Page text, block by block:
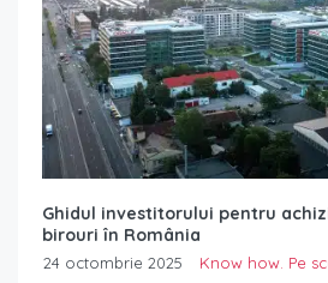
Ghidul investitorului pentru
birouri în România
24 octombrie 2025
Know how. Pe